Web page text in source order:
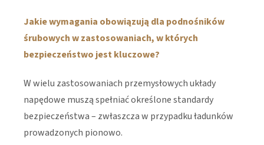
Jakie wymagania obowiązują dla podnośników
śrubowych w zastosowaniach, w których
bezpieczeństwo jest kluczowe?
W wielu zastosowaniach przemysłowych układy
napędowe muszą spełniać określone standardy
bezpieczeństwa – zwłaszcza w przypadku ładunków
prowadzonych pionowo.